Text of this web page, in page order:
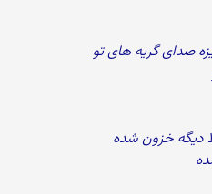
صدای گریه های تو
دیگه خزون شده